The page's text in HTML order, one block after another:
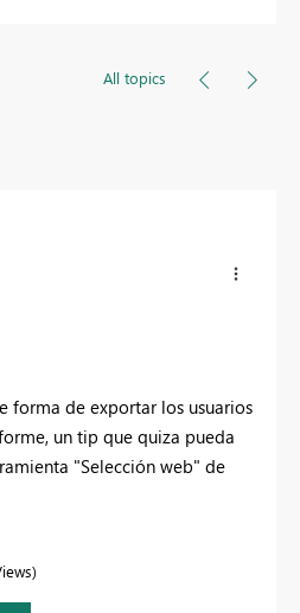
All topics
forma de exportar los usuarios
un tip que quiza pueda
"Selección web" de